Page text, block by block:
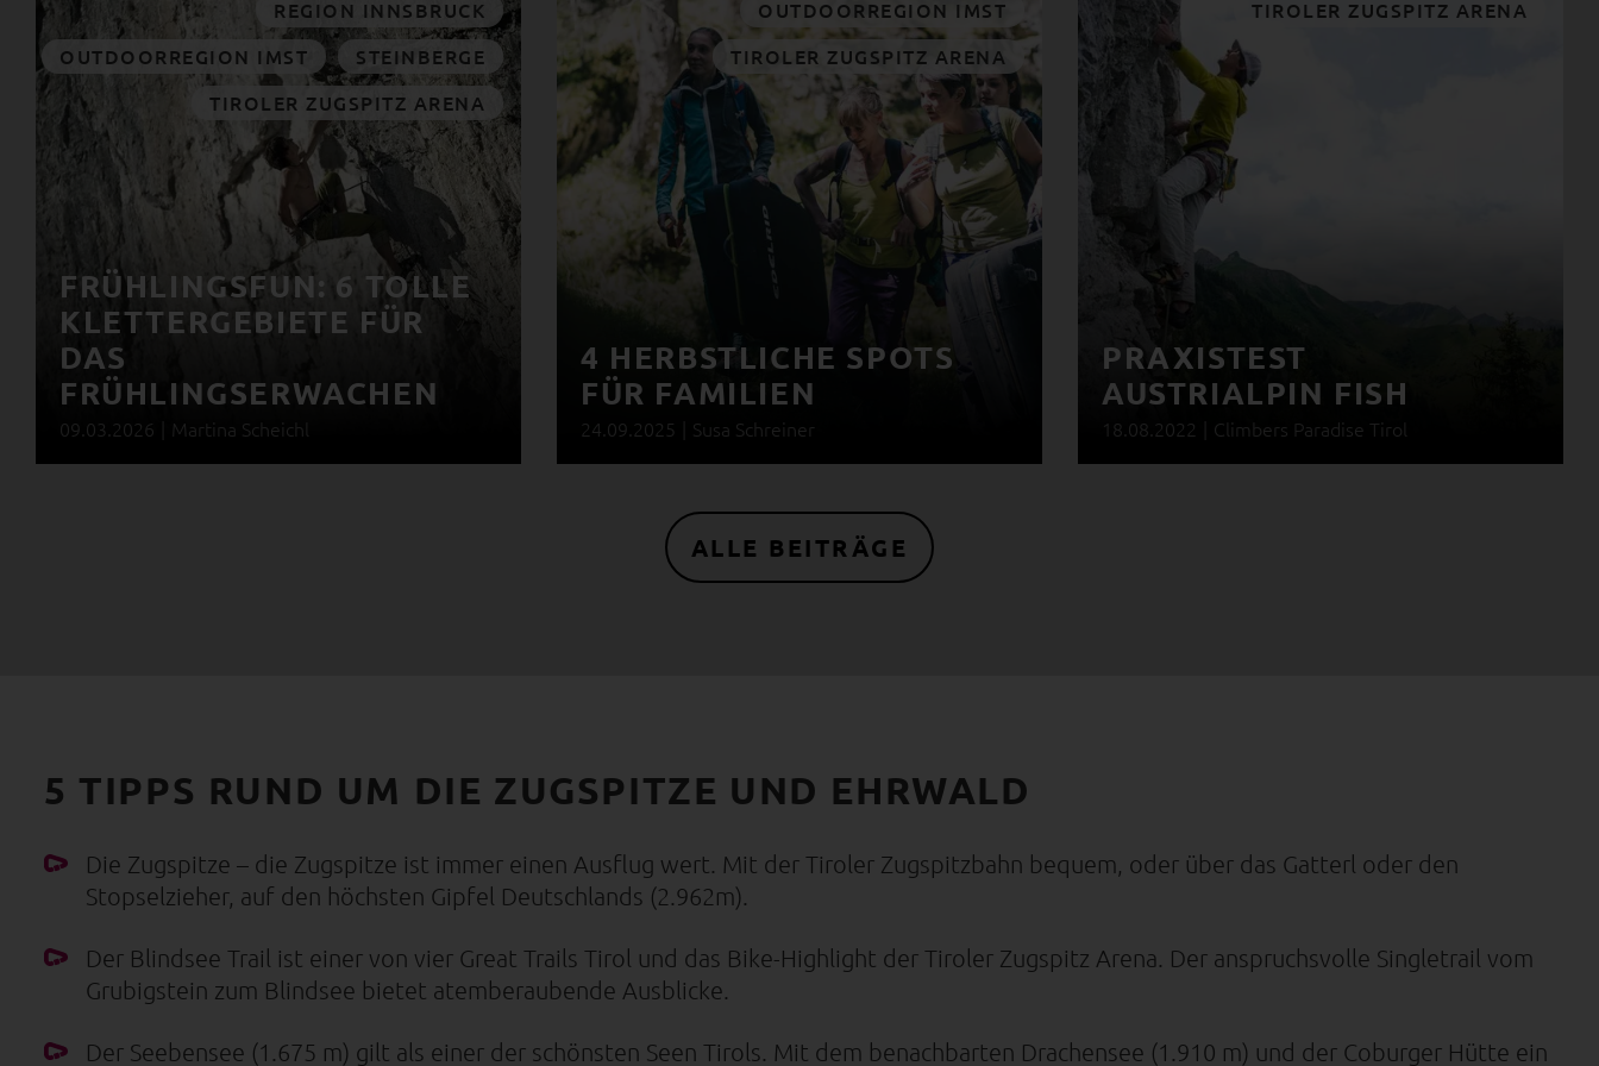
REGION INNSBRUCK
OUTDOORREGION IMST
STEINBERGE
TIROLER ZUGSPITZ ARENA
FRÜHLINGSFUN: 6 TOLLE
KLETTERGEBIETE FÜR
DAS
FRÜHLINGSERWACHEN
09.03.2026 Martina Scheichl
OUTDOORREGION IMST
TIROLER ZUGSPITZ ARENA
4 HERBSTLICHE SPOTS
FÜR FAMILIEN
24.09.2025 Susa Schreiner
TIROLER ZUGSPITZ ARENA
PRAXISTEST
AUSTRIALPIN FISH
18.08.2022 Climbers Paradise Tirol
ALLE BEITRÄGE
5 TIPPS RUND UM DIE ZUGSPITZE UND EHRWALD
Die Zugspitze – die Zugspitze ist immer einen Ausflug wert. Mit der Tiroler Zugspitzbahn bequem, oder über das Gatterl oder den
Stopselzieher, auf den höchsten Gipfel Deutschlands (2.962m).
Der Blindsee Trail ist einer von vier Great Trails Tirol und das Bike-Highlight der Tiroler Zugspitz Arena. Der anspruchsvolle Singletrail vom
Grubigstein zum Blindsee bietet atemberaubende Ausblicke.
Der Seebensee (1.675 m) gilt als einer der schönsten Seen Tirols. Mit dem benachbarten Drachensee (1.910 m) und der Coburger Hütte ein